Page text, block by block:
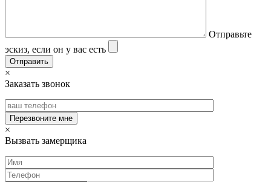
Отправьте
эскиз, если он у вас есть
×
Заказать звонок
×
Вызвать замерщика